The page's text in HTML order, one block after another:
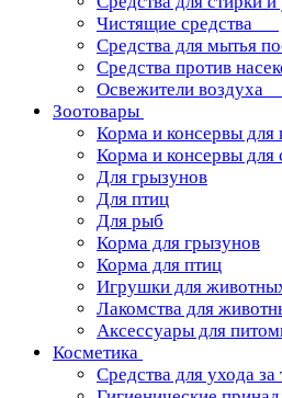
Чистящие средства
Средства для мытья
Средства против
Освежители воздуха
Зоотовары
Корма и консервы для
Корма и консервы для
Для грызунов
Для птиц
Для рыб
Корма для грызунов
Корма для птиц
Игрушки для
Лакомства для
Аксессуары для
Косметика
Средства для ухода